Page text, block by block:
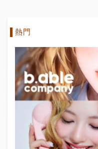
熱門